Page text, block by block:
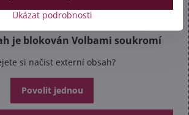
je blokován Volbami soukromí
si načíst externí obsah?
Povolit jednou
Ukázat podrobnosti